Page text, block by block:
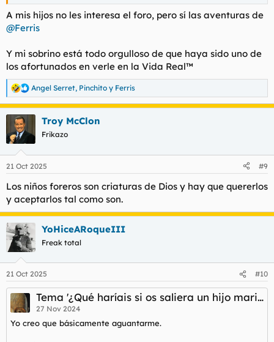
A mis hijos no les interesa el foro, pero sí las aventuras de
@Ferris
Y mi sobrino está todo orgulloso de que haya sido uno de
los afortunados en verle en la Vida Real™
R
e
a
c
i
e
:
Angel Serret, Pinchito y Ferris
Troy McClon
Frikazo
21 Oct 2025 #9
Los niños foreros son criaturas de Dios y hay que quererlos
y aceptarlos tal como son.
YoHiceARoqueIII
Freak total
21 Oct 2025 #10
Tema '¿Qué haríais si os saliera un hijo maricón?'
27 Nov 2024
Yo creo que básicamente aguantarme.